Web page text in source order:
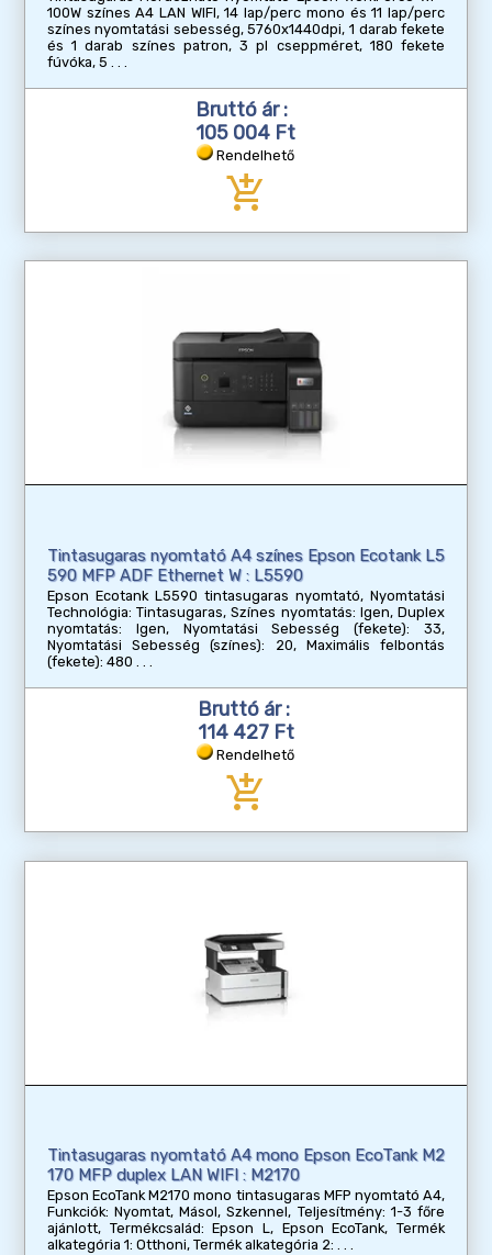
100W színes A4 LAN WIFI, 14 lap/perc mono és 11 lap/perc
színes nyomtatási sebesség, 5760x1440dpi, 1 darab fekete
és 1 darab színes patron, 3 pl cseppméret, 180 fekete
fúvóka, 5
Bruttó ár :
105 004 Ft
Rendelhető
add_shopping_cart
Tintasugaras nyomtató A4 színes Epson Ecotank L5
590 MFP ADF Ethernet W : L5590
Epson Ecotank L5590 tintasugaras nyomtató, Nyomtatási
Technológia: Tintasugaras, Színes nyomtatás: Igen, Duplex
nyomtatás: Igen, Nyomtatási Sebesség (fekete): 33,
Nyomtatási Sebesség (színes): 20, Maximális felbontás
(fekete): 480
Bruttó ár :
114 427 Ft
Rendelhető
add_shopping_cart
Tintasugaras nyomtató A4 mono Epson EcoTank M2
170 MFP duplex LAN WIFI : M2170
Epson EcoTank M2170 mono tintasugaras MFP nyomtató A4,
Funkciók: Nyomtat, Másol, Szkennel, Teljesítmény: 1-3 főre
ajánlott, Termékcsalád: Epson L, Epson EcoTank, Termék
alkategória 1: Otthoni, Termék alkategória 2: